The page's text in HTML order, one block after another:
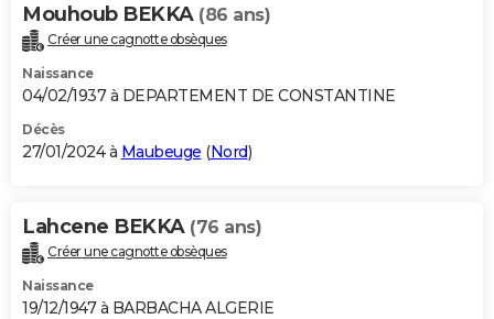
Bricolage
Lifestyle
Culture
Sport
Auto
Television
Voyage
Cinema
Mouhoub BEKKA (86 ans)
Créer une cagnotte obsèques
Naissance
04/02/1937 à DEPARTEMENT DE CONSTANTINE
Décès
27/01/2024 à Maubeuge (Nord)
Lahcene BEKKA (76 ans)
Créer une cagnotte obsèques
Naissance
19/12/1947 à BARBACHA ALGERIE